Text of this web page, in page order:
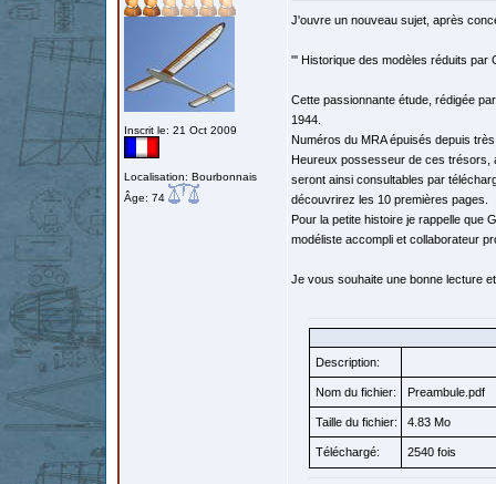
Inscrit le: 21 Oct 2009
Localisation: Bourbonnais
Âge: 74
J'ouvre un nouveau sujet, après
''' Historique des modèles réduits par
Cette passionnante étude, rédigée
1944.
Numéros du MRA épuisés depuis
Heureux possesseur de ces trésors,
seront ainsi consultables par
découvrirez les 10 premières pages.
Pour la petite histoire je rappelle que
modéliste accompli et collaborateur
Je vous souhaite une bonne lecture
Description:
Nom du fichier: Preambule.pdf
Taille du fichier: 4.83 Mo
Téléchargé: 2540 fois